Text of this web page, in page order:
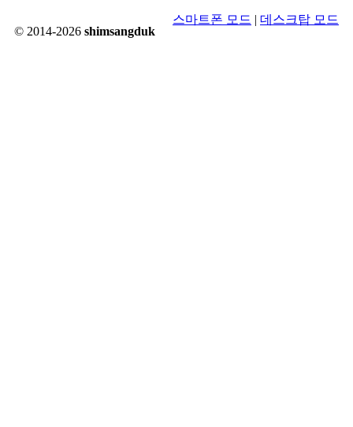
© 2014-2026 shimsangduk
스마트폰 모드 | 데스크탑 모드